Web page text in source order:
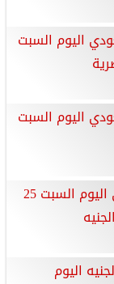
اليوم السبت
اليوم السبت
تحديث سعر الريال السعودى اليوم السبت 25
اليوم